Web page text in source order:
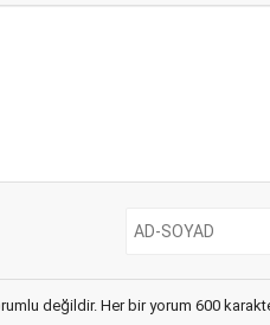
değildir. Her bir yorum 600